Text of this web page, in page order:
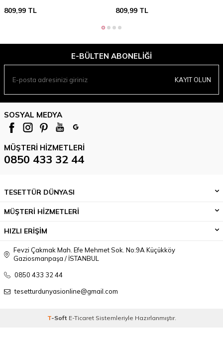
809,99 TL 809,99TL
E-BÜLTEN ABONELIĞI
KAYIT OLUN
SOSYAL MEDYA
MÜŞTERI HIZMETLERI
0850 433 32 44
TESETTÜR DÜNYASI
MÜŞTERİ HİZMETLERİ
HIZLI ERİŞİM
Fevzi Çakmak Mah. Efe Mehmet Sok. No:9A Küçükköy
Gaziosmanpaşa / İSTANBUL
0850 433 32 44
tesetturdunyasionline@gmail.com
T-Soft E-TicaretSistemleriyle Hazırlanmıştır.